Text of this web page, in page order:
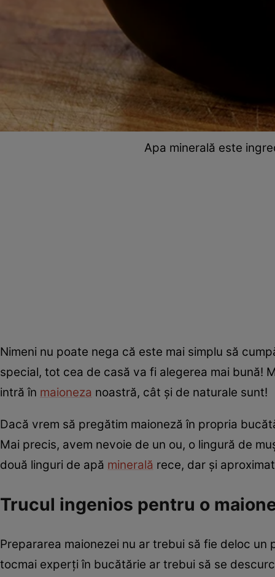
Apa minerală este
Nimeni nu poate nega că este mai simplu să
special, tot cea de casă va fi alegerea mai bună!
intră în maioneza noastră, cât și de naturale sunt!
Dacă vrem să pregătim maioneză în propria
Mai precis, avem nevoie de un ou, o lingură de
două linguri de apă minerală rece, dar și
Trucul ingenios pentru o
Prepararea maionezei nu ar trebui să fie deloc
tocmai experți în bucătărie ar trebui să se